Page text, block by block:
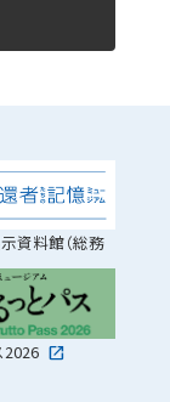
資料館（総務
2026